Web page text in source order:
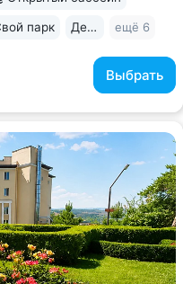
Выбрать
парк Дети с 2 лет ещё 6